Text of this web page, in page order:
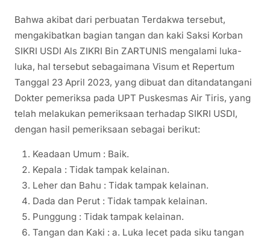
Bahwa akibat dari perbuatan Terdakwa tersebut,
mengakibatkan bagian tangan dan kaki Saksi Korban
SIKRI USDI Als ZIKRI Bin ZARTUNIS mengalami luka-
luka, hal tersebut sebagaimana Visum et Repertum
Tanggal 23 April 2023, yang dibuat dan ditandatangani
Dokter pemeriksa pada UPT Puskesmas Air Tiris, yang
telah melakukan pemeriksaan terhadap SIKRI USDI,
dengan hasil pemeriksaan sebagai berikut:
Keadaan Umum : Baik.
Kepala : Tidak tampak kelainan.
Leher dan Bahu : Tidak tampak kelainan.
Dada dan Perut : Tidak tampak kelainan.
Punggung : Tidak tampak kelainan.
Tangan dan Kaki : a. Luka lecet pada siku tangan